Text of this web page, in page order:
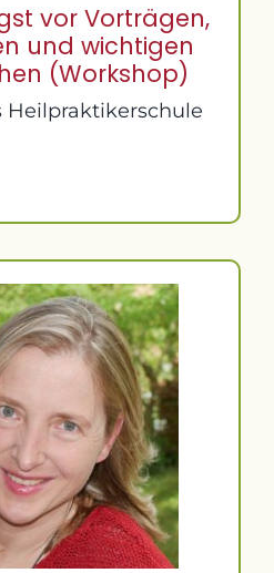
vor Vorträgen,
und wichtigen
(Workshop)
Heilpraktikerschule